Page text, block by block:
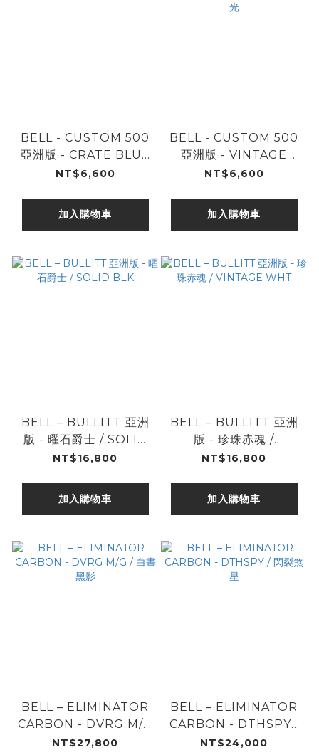
BELL - CUSTOM 500
亞洲版 - CRATE BLUE
/ 蔚藍海岸
NT$6,600
加入購物車
BELL - CUSTOM 500
亞洲版 - VINTAGE
WHITE/ 耀白暮光
NT$6,600
加入購物車
BELL – BULLITT 亞洲
版 - 曜石爵士 / SOLID
BLK
NT$16,800
加入購物車
BELL – BULLITT 亞洲
版 - 珍珠赤魂 /
VINTAGE WHT
NT$16,800
加入購物車
BELL – ELIMINATOR
CARBON - DVRG M/G
/ 白晝黑影
NT$27,800
BELL – ELIMINATOR
CARBON - DTHSPY /
閃裂煞星
NT$24,000